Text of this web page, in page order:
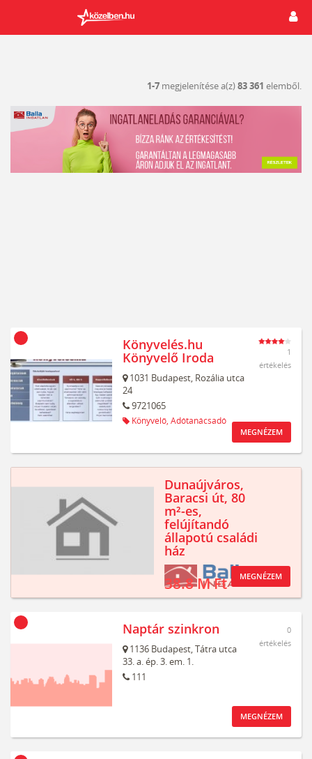
1-7 megjelenítése a(z)83 361 elemből.
Könyvelés.hu
Könyvelő Iroda
1031 Budapest, Rozália utca
24
9721065
Könyvelő, Adótanácsadó
1
értékelés
MEGNÉZEM
Dunaújváros,
Baracsi út, 80
m²-es,
felújítandó
állapotú családi
ház
38.8 M Ft MEGNÉZEM
Naptár szinkron
1136 Budapest,Tátra utca
33. a. ép. 3. em. 1.
111
0
értékelés
MEGNÉZEM